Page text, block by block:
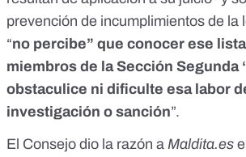
prevención de incumplimientos de la
“no percibe” que conocer ese
miembros de la Sección Segunda
obstaculice ni dificulte esa labor
investigación o sanción”.
El Consejo dio la razón a Maldita.es